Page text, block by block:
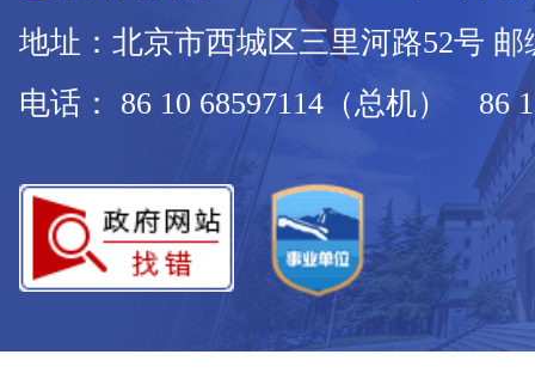
地址：北京市西城区三里河路52号 邮
电话： 86 10 68597114（总机） 86